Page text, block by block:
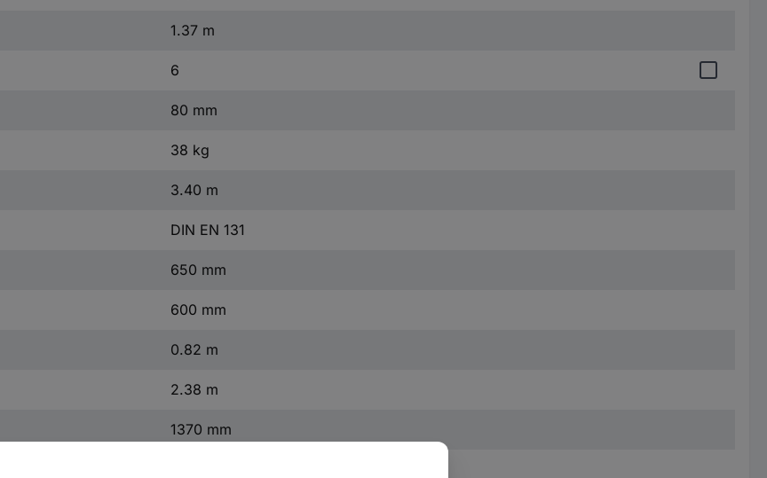
1.37 m
6
80 mm
38 kg
3.40 m
DIN EN 131
650 mm
600 mm
0.82 m
2.38 m
1370 mm